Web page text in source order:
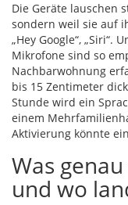
Die Geräte lauschen
sondern weil sie auf
„Hey Google“, „Siri“.
Mikrofone sind so
Nachbarwohnung
bis 15 Zentimeter
Stunde wird ein
einem
Aktivierung könnte
Was
und wo